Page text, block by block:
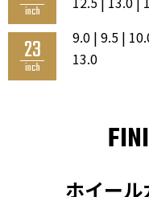
inch
23
inch
9.0 | 9.5 |
13.0
ホイー